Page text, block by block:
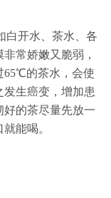
白开水、茶水、各
常娇嫩又脆弱，
65℃的茶水，会使
生癌变，增加患
好的茶尽量先放一
能喝。